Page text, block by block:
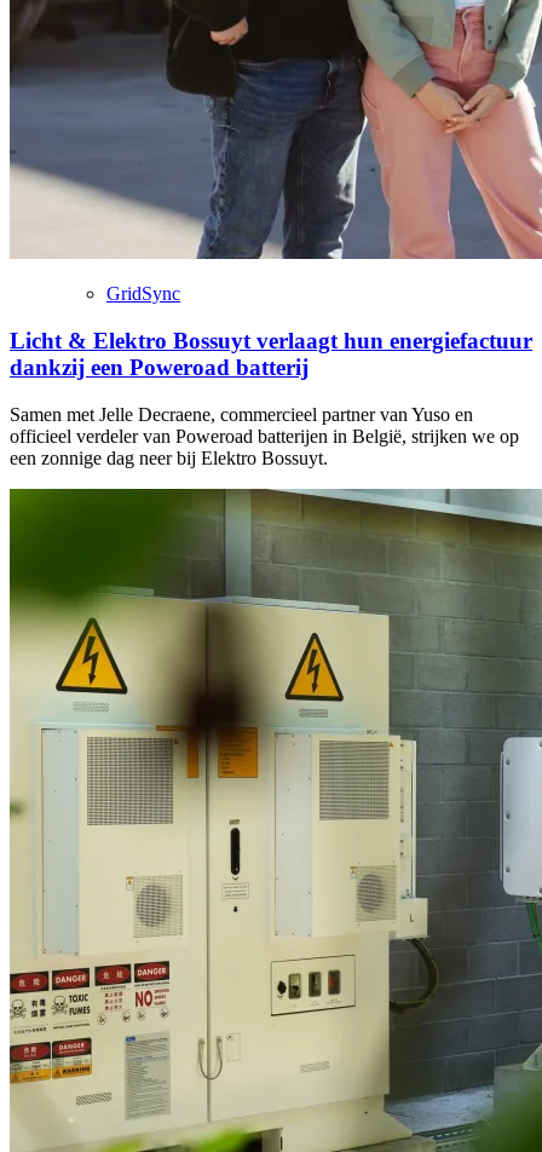
GridSync
Licht & Elektro Bossuyt verlaagt hun energiefactuur
dankzij een Poweroad batterij
Samen met Jelle Decraene, commercieel partner van Yuso en
officieel verdeler van Poweroad batterijen in België, strijken we op
een zonnige dag neer bij Elektro Bossuyt.